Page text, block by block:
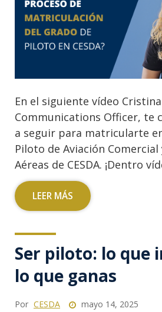
En el siguiente vídeo
Communications Officer, te
a seguir para matricularte
Piloto de Aviación
Aéreas de CESDA. ¡Dentro
LEER MÁS
Ser piloto: lo que
lo que ganas
Por CESDA mayo 14, 2025